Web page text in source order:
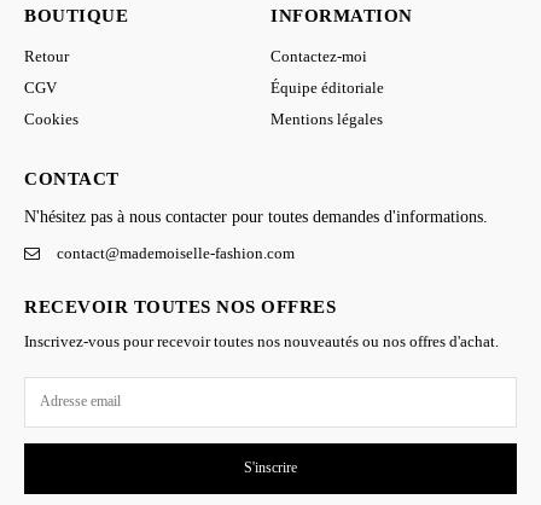
BOUTIQUE
Retour
CGV
Cookies
INFORMATION
Contactez-moi
Équipe éditoriale
Mentions légales
CONTACT
N'hésitez pas à nous contacter pour toutes demandes d'informations.
contact@mademoiselle-fashion.com
RECEVOIR TOUTES NOS OFFRES
Inscrivez-vous pour recevoir toutes nos nouveautés ou nos offres d'achat.
S'inscrire